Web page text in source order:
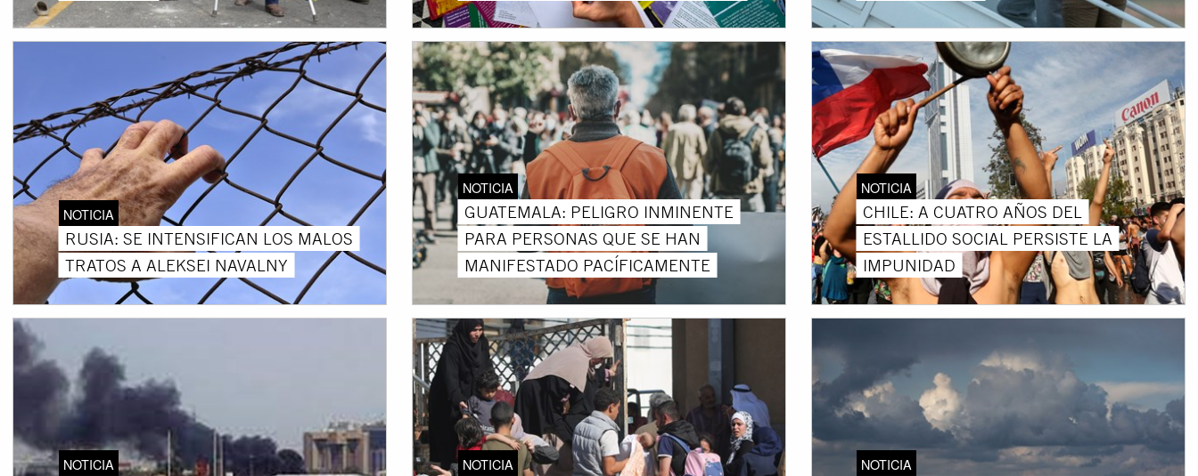
NOTICIA
RUSIA: SE INTENSIFICAN LOS MALOS
TRATOS A ALEKSEI NAVALNY
NOTICIA
GUATEMALA: PELIGRO INMINENTE
PARA PERSONAS QUE SE HAN
MANIFESTADO PACÍFICAMENTE
NOTICIA
CHILE: A CUATRO AÑOS DEL
ESTALLIDO SOCIAL PERSISTE LA
IMPUNIDAD
NOTICIA NOTICIA NOTICIA